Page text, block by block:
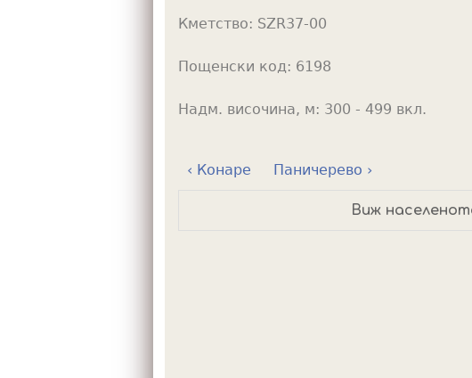
Кметство: SZR37-00
Пощенски код: 6198
Надм. височина, м: 300 - 499 вкл.
‹ Конаре Паничерево ›
Виж